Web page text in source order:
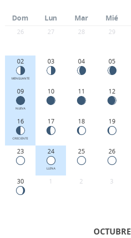
Dom Lun Mar Mié
26 27 28 29
02
MENGUANTE
03 04 05
09
NUEVA
10 11 12
16
CRECIENTE
17 18 19
23 24
LLENA
25 26
30 1 2 3
OCTUBRE